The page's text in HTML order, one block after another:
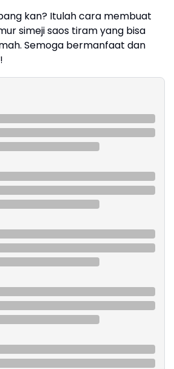
kan? Itulah cara membuat
simeji saos tiram yang bisa
Semoga bermanfaat dan